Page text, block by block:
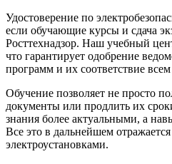
Удостоверение по
если обучающие курсы и сдача
Росттехнадзор. Наш учебный
что гарантирует одобрение
программ и их соответствие
Обучение позволяет не просто
документы или продлить их
знания более актуальными, а
Все это в дальнейшем
электроустановками.